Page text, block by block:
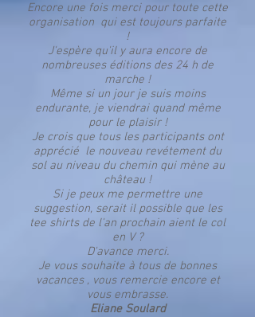
Encore une fois merci pour toute cette
organisation qui est toujours parfaite
!
J'espère qu'il y aura encore de
nombreuses éditions des 24 h de
marche !
Même si un jour je suis moins
endurante, je viendrai quand même
pour le plaisir !
Je crois que tous les participants ont
apprécié le nouveau revétement du
sol au niveau du chemin qui mène au
château !
Si je peux me permettre une
suggestion, serait il possible que les
tee shirts de l'an prochain aient le col
en V ?
D'avance merci.
Je vous souhaite à tous de bonnes
vacances , vous remercie encore et
vous embrasse.
Eliane Soulard